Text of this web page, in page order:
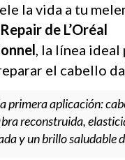
la vida a tu
de L’Oréal
, la línea ideal
el cabello
primera aplicación:
reconstruida,
y un brillo saludable